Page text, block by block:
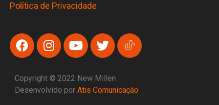
Política de Privacidade
Copyright © 2022 New Millen
Desenvolvido por Atis Comunicação